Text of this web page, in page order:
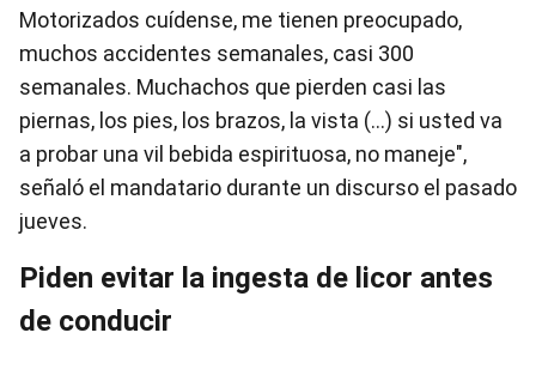
Motorizados cuídense, me tienen preocupado,
muchos accidentes semanales, casi 300
semanales. Muchachos que pierden casi las
piernas, los pies, los brazos, la vista (…) si usted va
a probar una vil bebida espirituosa, no maneje",
señaló el mandatario durante un discurso el pasado
jueves.
Piden evitar la ingesta de licor antes
de conducir